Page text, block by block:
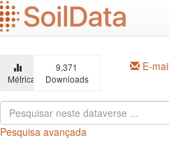
Ir
para
o
principal
Métricas
9,371
Downloads
E-
Pesquisa avançada